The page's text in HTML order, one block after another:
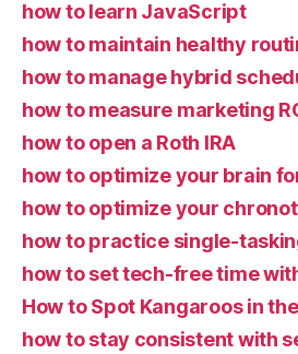
how to learn JavaScript
how to maintain healthy
how to manage hybrid
how to measure marketing
how to open a Roth IRA
how to optimize your brain
how to optimize your
how to practice single-
how to set tech-free time
How to Spot Kangaroos in
how to stay consistent with